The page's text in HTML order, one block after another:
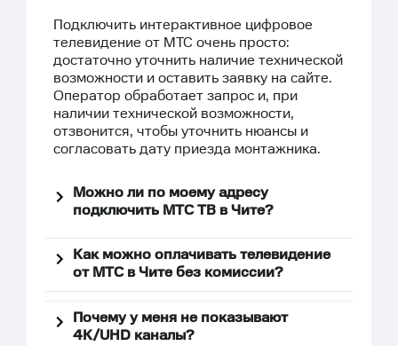
Подключить интерактивное цифровое
телевидение от МТС очень просто:
достаточно уточнить наличие технической
возможности и оставить заявкуна сайте.
Оператор обработает запрос и, при
наличии технической возможности,
отзвонится, чтобы уточнить нюансы и
согласовать дату приезда монтажника.
Можно ли по моему адресу
подключить МТС ТВ в Чите?
Как можно оплачивать телевидение
от МТС в Чите без комиссии?
Почему у меня не показывают
4К/UHD каналы?